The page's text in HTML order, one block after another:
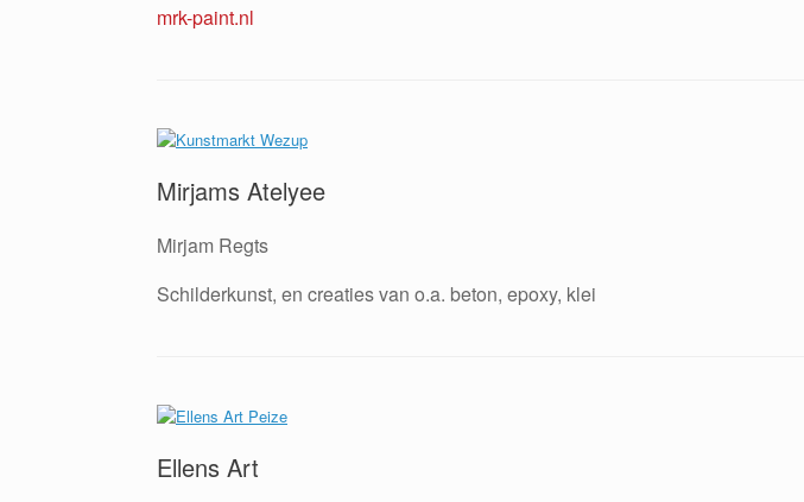
mrk-paint.nl
Mirjams Atelyee
Mirjam Regts
Schilderkunst, en creaties van o.a. beton, epoxy, klei
Ellens Art